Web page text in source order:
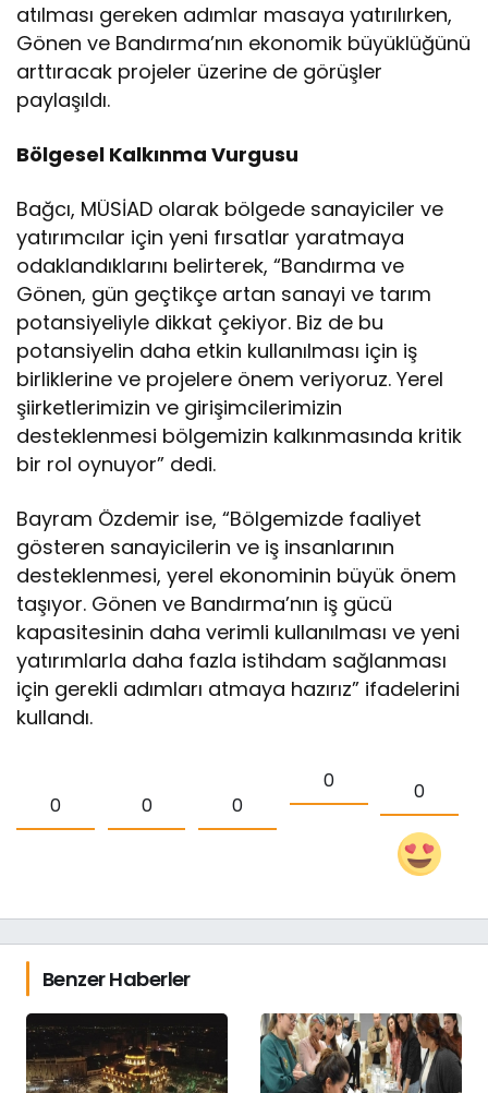
atılması gereken adımlar masaya yatırılırken,
Gönen ve Bandırma’nın ekonomik büyüklüğünü
arttıracak projeler üzerine de görüşler
paylaşıldı.
Bölgesel Kalkınma Vurgusu
Bağcı, MÜSİAD olarak bölgede sanayiciler ve
yatırımcılar için yeni fırsatlar yaratmaya
odaklandıklarını belirterek, “Bandırma ve
Gönen, gün geçtikçe artan sanayi ve tarım
potansiyeliyle dikkat çekiyor. Biz de bu
potansiyelin daha etkin kullanılması için iş
birliklerine ve projelere önem veriyoruz. Yerel
şiirketlerimizin ve girişimcilerimizin
desteklenmesi bölgemizin kalkınmasında kritik
bir rol oynuyor” dedi.
Bayram Özdemir ise, “Bölgemizde faaliyet
gösteren sanayicilerin ve iş insanlarının
desteklenmesi, yerel ekonominin büyük önem
taşıyor. Gönen ve Bandırma’nın iş gücü
kapasitesinin daha verimli kullanılması ve yeni
yatırımlarla daha fazla istihdam sağlanması
için gerekli adımları atmaya hazırız” ifadelerini
kullandı.
0 0 0
0 0
Benzer Haberler